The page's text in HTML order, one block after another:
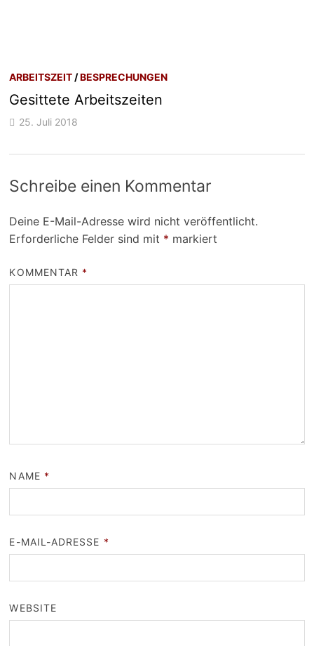
ARBEITSZEIT /BESPRECHUNGEN
Gesittete Arbeitszeiten
25. Juli 2018
Schreibe einen Kommentar
Deine E-Mail-Adresse wird nicht veröffentlicht.
Erforderliche Felder sind mit * markiert
KOMMENTAR *
NAME *
E-MAIL-ADRESSE *
WEBSITE